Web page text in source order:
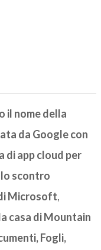
il nome della
da Google con
di app cloud per
scontro
Microsoft,
casa di Mountain
Fogli,